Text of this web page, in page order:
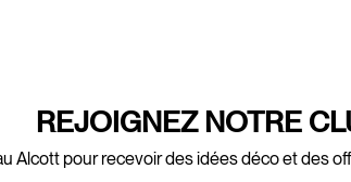
REJOIGNEZ NOTRE
Alcott pour recevoir des idées déco et des